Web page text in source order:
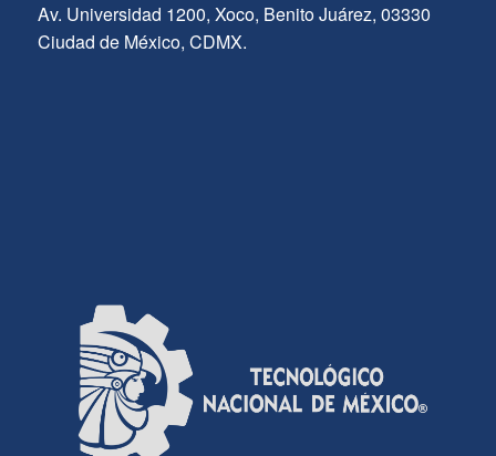
Av. Universidad 1200, Xoco, Benito Juárez, 03330
Ciudad de México, CDMX.